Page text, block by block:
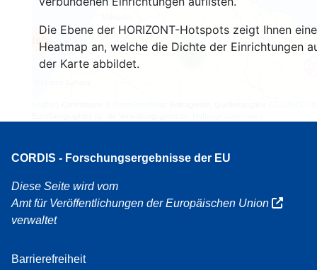
Die Ebene der HORIZONT-Hotspots zeigt Ihnen eine
Heatmap an, welche die Dichte der Einrichtungen
der Karte abbildet.
160
CORDIS - Forschungsergebnisse der EU
Diese Seite wird vom
Amt für Veröffentlichungen der Europäischen Union
verwaltet
Barrierefreiheit